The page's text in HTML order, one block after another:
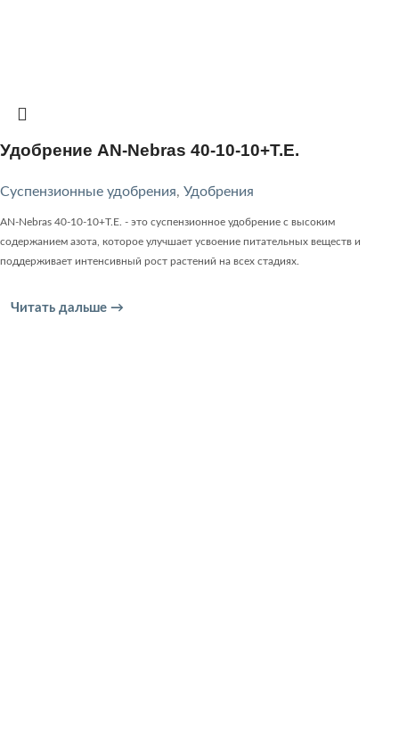
Удобрение AN-Nebras 40-10-10+T.E.
Суспензионные удобрения, Удобрения
AN-Nebras 40-10-10+T.E. - это суспензионное удобрение с высоким
содержанием азота, которое улучшает усвоение питательных веществ и
поддерживает интенсивный рост растений на всех стадиях.
Читать дальше →